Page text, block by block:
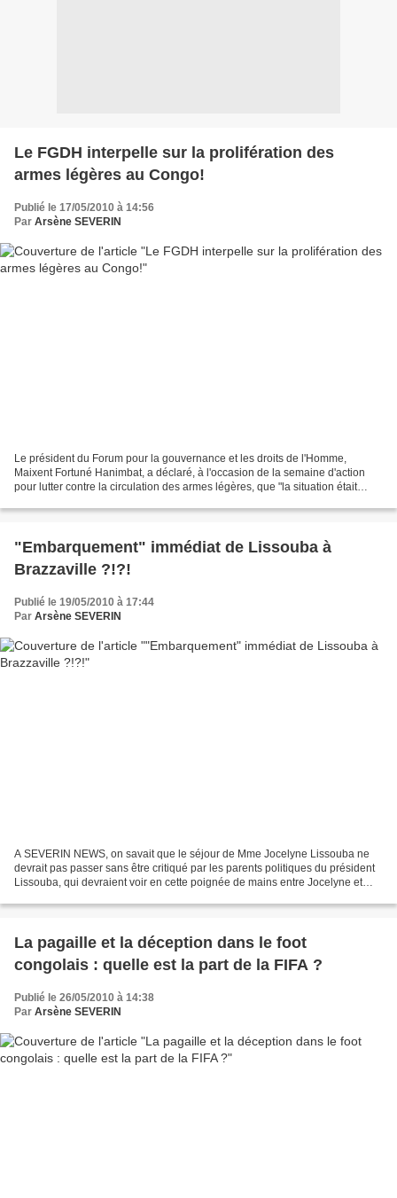
Le FGDH interpelle sur la prolifération des
armes légères au Congo!
Publié le 17/05/2010 à 14:56
Par Arsène SEVERIN
Le président du Forum pour la gouvernance et les droits de l'Homme,
Maixent Fortuné Hanimbat, a déclaré, à l'occasion de la semaine d'action
pour lutter contre la circulation des armes légères, que "la situation était
"Embarquement" immédiat de Lissouba à
Brazzaville ?!?!
Publié le 19/05/2010 à 17:44
Par Arsène SEVERIN
A SEVERIN NEWS, on savait que le séjour de Mme Jocelyne Lissouba ne
devrait pas passer sans être critiqué par les parents politiques du président
Lissouba, qui devraient voir en cette poignée de mains entre Jocelyne et
La pagaille et la déception dans le foot
congolais : quelle est la part de la FIFA ?
Publié le 26/05/2010 à 14:38
Par Arsène SEVERIN